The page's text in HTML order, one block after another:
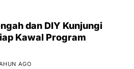
dan DIY Kunjungi
Kawal Program
AGO